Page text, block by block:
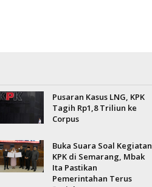
Pusaran Kasus LNG, KPK
Tagih Rp1,8 Triliun ke
Corpus
Buka Suara Soal Kegiatan
KPK di Semarang, Mbak
Ita Pastikan
Pemerintahan Terus